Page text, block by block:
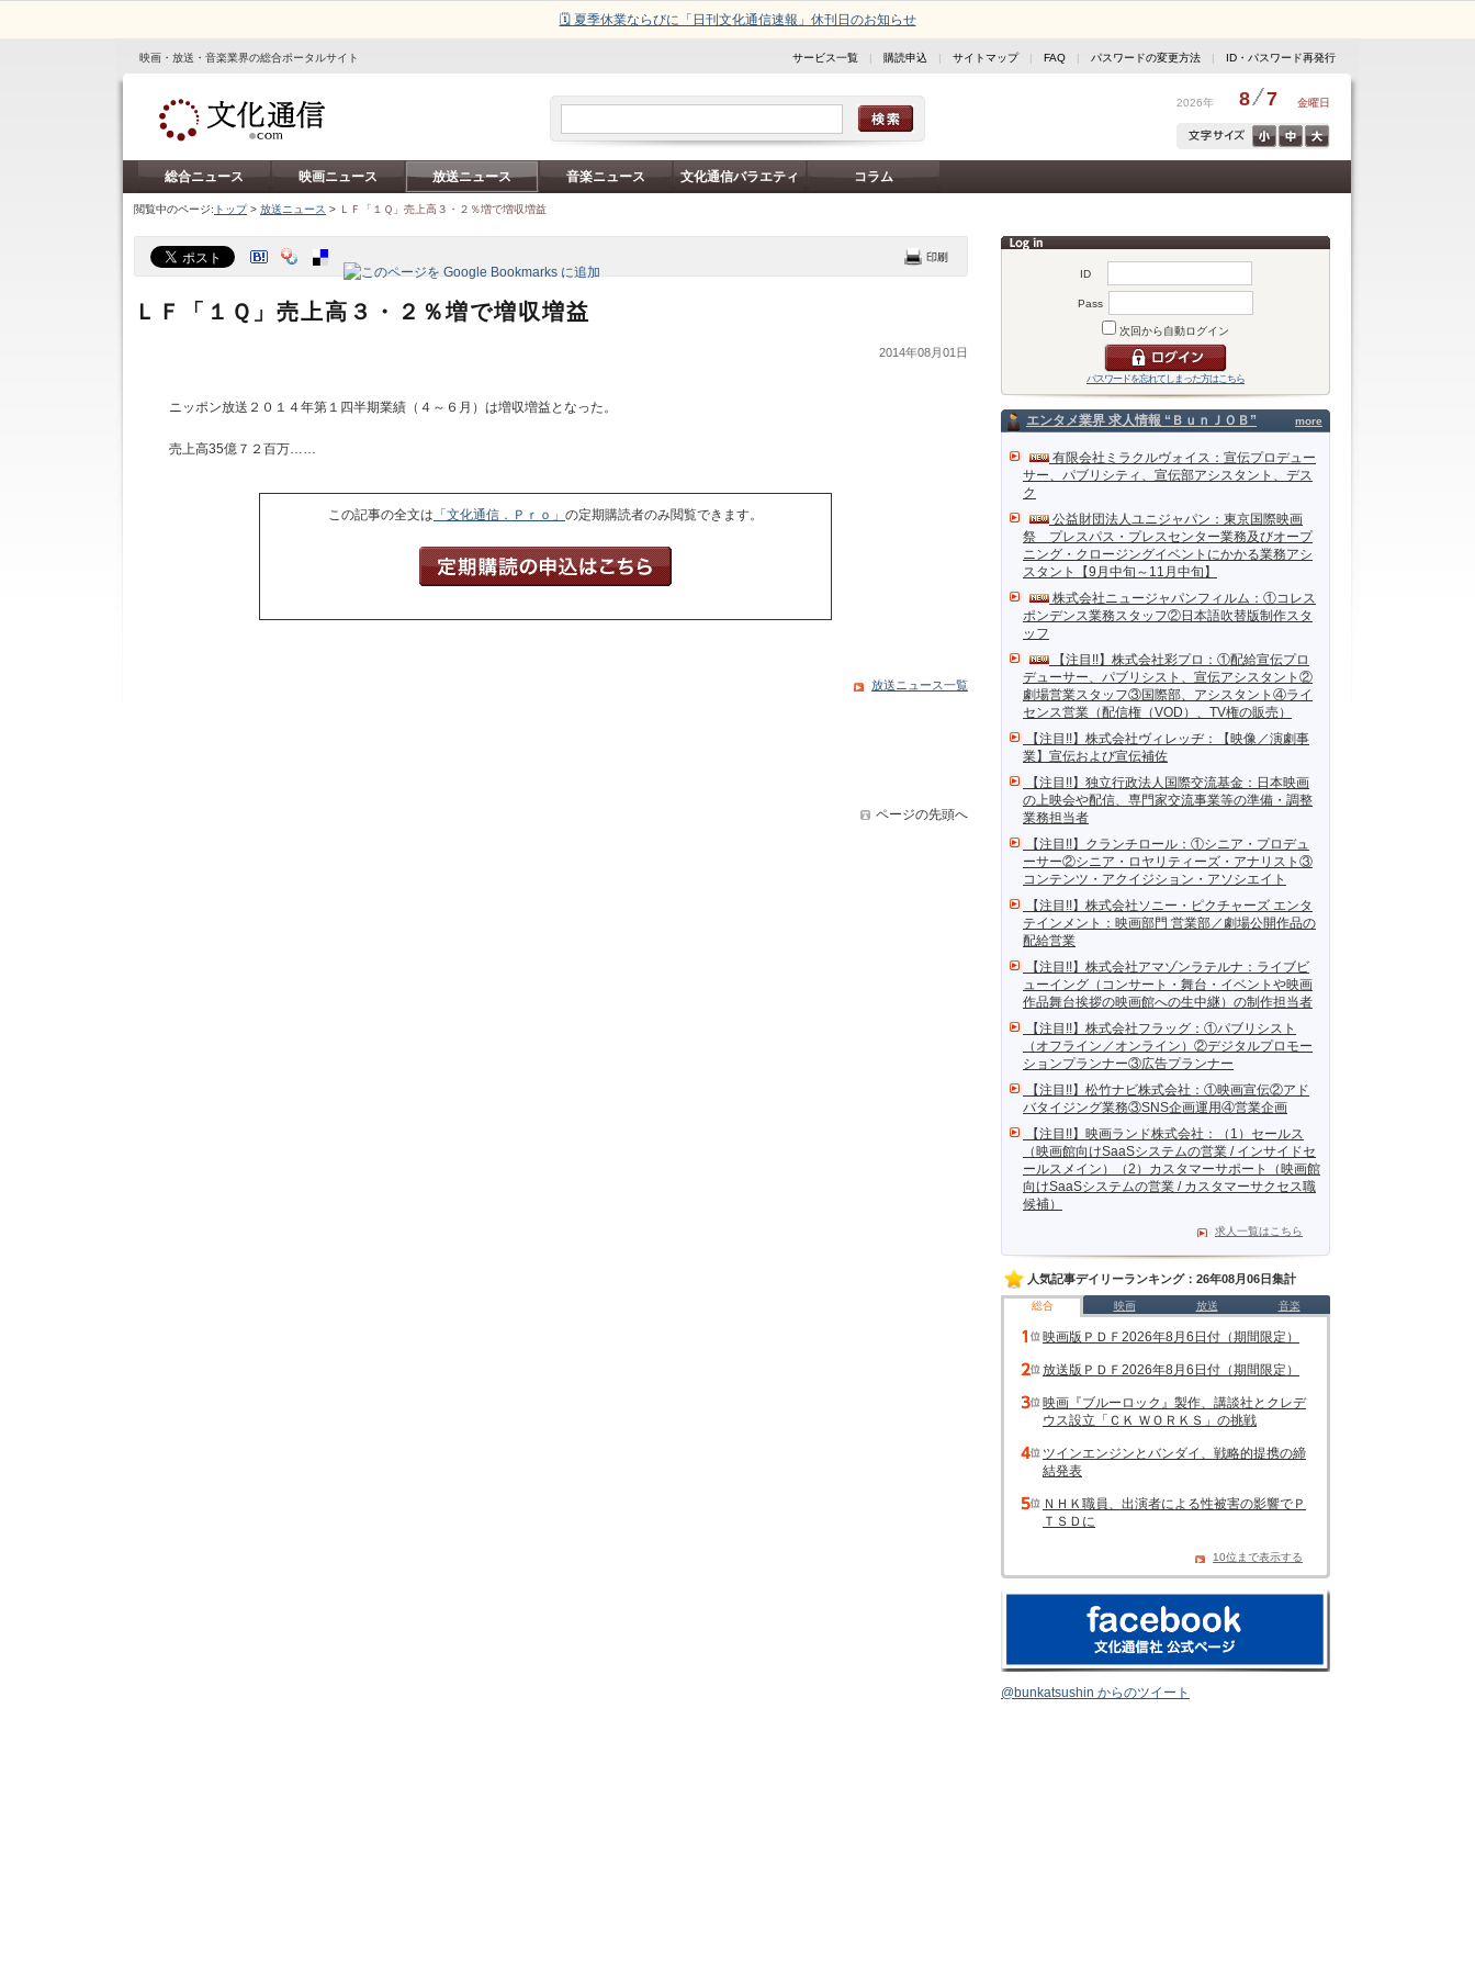
🗓️ 夏季休業ならびに「日刊文化通信速報」休刊日のお知らせ
映画・放送・音楽業界の総合ポータルサイト サービス一覧 | 購読申込 | サイトマップ| FAQ | パスワードの変更方法 | ID・パスワード再発行
2026年 8 7 金曜日
総合ニュース 映画ニュース 放送ニュース 音楽ニュース 文化通信バラエティ コラム
閲覧中のページ: トップ> 放送ニュース > ＬＦ「１Ｑ」売上高３・２％増で増収増益
ID
Pass
次回から自動ログイン
パスワードを忘れてしまった方はこちら
more
エンタメ業界 求人情報 “ＢｕｎＪＯＢ”
有限会社ミラクルヴォイス：宣伝プロデュー
サー、パブリシティ、宣伝部アシスタント、デス
ク
公益財団法人ユニジャパン：東京国際映画
祭 プレスパス・プレスセンター業務及びオープ
ニング・クロージングイベントにかかる業務アシ
スタント【9月中旬～11月中旬】
株式会社ニュージャパンフィルム：①コレス
ポンデンス業務スタッフ②日本語吹替版制作スタ
ッフ
【注目!!】株式会社彩プロ：①配給宣伝プロ
デューサー、パブリシスト、宣伝アシスタント②
劇場営業スタッフ③国際部、アシスタント④ライ
センス営業（配信権（VOD）、TV権の販売）
【注目!!】株式会社ヴィレッヂ：【映像／演劇事
業】宣伝および宣伝補佐
【注目!!】独立行政法人国際交流基金：日本映画
の上映会や配信、専門家交流事業等の準備・調整
業務担当者
【注目!!】クランチロール：①シニア・プロデュ
ーサー②シニア・ロヤリティーズ・アナリスト③
コンテンツ・アクイジション・アソシエイト
【注目!!】株式会社ソニー・ピクチャーズ エンタ
テインメント：映画部門 営業部／劇場公開作品の
配給営業
【注目!!】株式会社アマゾンラテルナ：ライブビ
ューイング（コンサート・舞台・イベントや映画
作品舞台挨拶の映画館への生中継）の制作担当者
【注目!!】株式会社フラッグ：①パブリシスト
（オフライン／オンライン）②デジタルプロモー
ションプランナー③広告プランナー
【注目!!】松竹ナビ株式会社：①映画宣伝②アド
バタイジング業務③SNS企画運用④営業企画
【注目!!】映画ランド株式会社：（1）セールス
（映画館向けSaaSシステムの営業 / インサイドセ
ールスメイン）（2）カスタマーサポート（映画館
向けSaaSシステムの営業 / カスタマーサクセス職
候補）
求人一覧はこちら
人気記事デイリーランキング：26年08月06日集計
総合 映画 放送 音楽
映画版ＰＤＦ2026年8月6日付（期間限定）
放送版ＰＤＦ2026年8月6日付（期間限定）
映画『ブルーロック』製作、講談社とクレデ
ウス設立「ＣＫ ＷＯＲＫＳ」の挑戦
ツインエンジンとバンダイ、戦略的提携の締
結発表
ＮＨＫ職員、出演者による性被害の影響でＰ
ＴＳＤに
10位まで表示する
@bunkatsushin からのツイート
ＬＦ「１Ｑ」売上高３・２％増で増収増益
2014年08月01日
ニッポン放送２０１４年第１四半期業績（４～６月）は増収増益となった。
売上高35億７２百万……
この記事の全文は 「文化通信．Ｐｒｏ」 の定期購読者のみ閲覧できます。
放送ニュース一覧
ページの先頭へ